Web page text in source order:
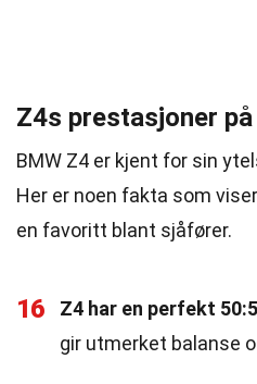
Z4s prestasjoner på
BMW Z4 er kjent for sin
Her er noen fakta som
en favoritt blant sjåfører.
16 Z4 har en perfekt
gir utmerket balanse